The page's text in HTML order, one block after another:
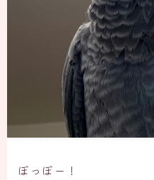
ぽっぽー！